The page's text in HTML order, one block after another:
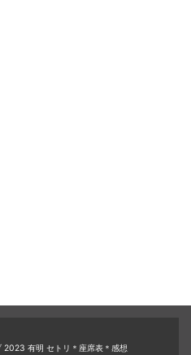
有明 セトリ＊座席表＊感想